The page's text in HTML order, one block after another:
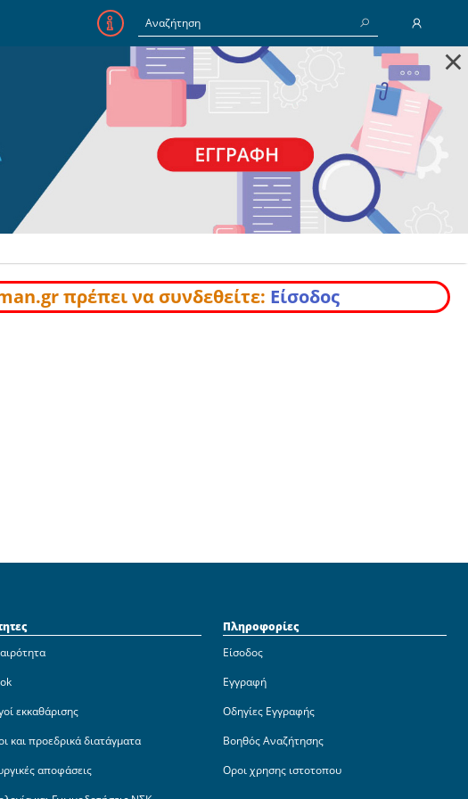
E-Mail
Κωδικός
Να με θυμάσαι
×
πρέπει να συνδεθείτε: Είσοδος
εκκαθάρισης
και προεδρικά διατάγματα
αποφάσεις
Πληροφορίες
Είσοδος
Εγγραφή
Οδηγίες Εγγραφής
Βοηθός Αναζήτησης
Οροι χρησης ιστοτοπου